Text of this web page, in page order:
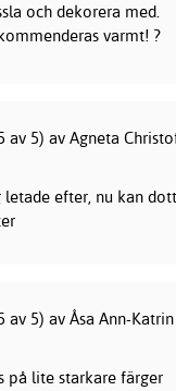
och dekorera med.
varmt! ?
av 5) av Agneta
letade efter, nu kan
av 5) av Åsa Ann-
på lite starkare färger